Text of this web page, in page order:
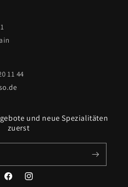
11 44
und neue Spezialitäten
zuerst
FacebookInstagram